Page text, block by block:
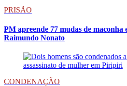
PRISÃO
PM apreende 77 mudas de maconha
Raimundo Nonato
CONDENAÇÃO